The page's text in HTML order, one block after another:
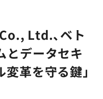
Ltd.、ベト
とデータセキ
変革を守る鍵」